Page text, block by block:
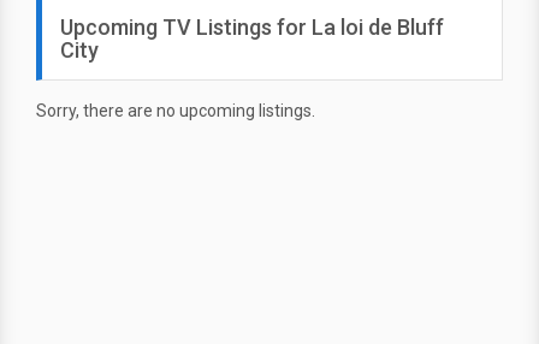
Upcoming TV Listings for La loi de Bluff
City
Sorry, there are no upcoming listings.